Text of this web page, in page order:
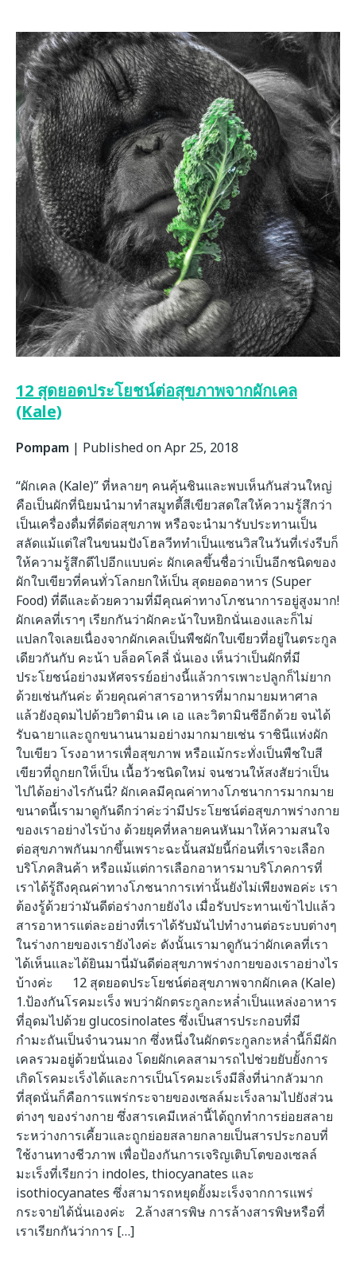
12 สุดยอดประโยชน์ต่อสุขภาพจากผักเคล
(Kale)
Pompam | Published on Apr 25, 2018
“ผักเคล (Kale)” ที่หลายๆ คนคุ้นชินและพบเห็นกันส่วนใหญ่
คือเป็นผักที่นิยมนำมาทำสมูทตี้สีเขียวสดใสให้ความรู้สึกว่า
เป็นเครื่องดื่มที่ดีต่อสุขภาพ หรือจะนำมารับประทานเป็น
สลัดแม้แต่ใส่ในขนมปังโฮลวีททำเป็นแซนวิสในวันที่เร่งรีบก็
ให้ความรู้สึกดีไปอีกแบบค่ะ ผักเคลขึ้นชื่อว่าเป็นอีกชนิดของ
ผักใบเขียวที่คนทั่วโลกยกให้เป็น สุดยอดอาหาร (Super
Food) ที่ดีและด้วยความที่มีคุณค่าทางโภชนาการอยู่สูงมาก!
ผักเคลที่เราๆ เรียกกันว่าผักคะน้าใบหยิกนั่นเองและก็ไม่
แปลกใจเลยเนื่องจากผักเคลเป็นพืชผักใบเขียวที่อยู่ในตระกูล
เดียวกันกับ คะน้า บล็อคโคลี่ นั่นเอง เห็นว่าเป็นผักที่มี
ประโยชน์อย่างมหัศจรรย์อย่างนี้แล้วการเพาะปลูกก็ไม่ยาก
ด้วยเช่นกันค่ะ ด้วยคุณค่าสารอาหารที่มากมายมหาศาล
แล้วยังอุดมไปด้วยวิตามิน เค เอ และวิตามินซีอีกด้วย จนได้
รับฉายาและถูกขนานนามอย่างมากมายเช่น ราชินีแห่งผัก
ใบเขียว โรงอาหารเพื่อสุขภาพ หรือแม้กระทั่งเป็นพืชใบสี
เขียวที่ถูกยกให็เป็น เนื้อวัวชนิดใหม่ จนชวนให้สงสัยว่าเป็น
ไปได้อย่างไรกันนี่? ผักเคลมีคุณค่าทางโภชนาการมากมาย
ขนาดนี้เรามาดูกันดีกว่าค่ะว่ามีประโยชน์ต่อสุขภาพร่างกาย
ของเราอย่างไรบ้าง ด้วยยุคที่หลายคนหันมาให้ความสนใจ
ต่อสุขภาพกันมากขึ้นเพราะฉะนั้นสมัยนี้ก่อนที่เราจะเลือก
บริโภคสินค้า หรือแม้แต่การเลือกอาหารมาบริโภคการที่
เราได้รู้ถึงคุณค่าทางโภชนาการเท่านั้นยังไม่เพียงพอค่ะ เรา
ต้องรู้ด้วยว่ามันดีต่อร่างกายยังไง เมื่อรับประทานเข้าไปแล้ว
สารอาหารแต่ละอย่างที่เราได้รับมันไปทำงานต่อระบบต่างๆ
ในร่างกายของเรายังไงค่ะ ดังนั้นเรามาดูกันว่าผักเคลที่เรา
ได้เห็นและได้ยินมานี่มันดีต่อสุขภาพร่างกายของเราอย่างไร
บ้างค่ะ 12 สุดยอดประโยชน์ต่อสุขภาพจากผักเคล (Kale)
1.ป้องกันโรคมะเร็ง พบว่าผักตระกูลกะหล่ำเป็นแหล่งอาหาร
ที่อุดมไปด้วย glucosinolates ซึ่งเป็นสารประกอบที่มี
กำมะถันเป็นจำนวนมาก ซึ่งหนึ่งในผักตระกูลกะหล่ำนี้ก็มีผัก
เคลรวมอยู่ด้วยนั่นเอง โดยผักเคลสามารถไปช่วยยับยั้งการ
เกิดโรคมะเร็งได้และการเป็นโรคมะเร็งมีสิ่งที่น่ากลัวมาก
ที่สุดนั่นก็คือการแพร่กระจายของเซลล์มะเร็งลามไปยังส่วน
ต่างๆ ของร่างกาย ซึ่งสารเคมีเหล่านี้ได้ถูกทำการย่อยสลาย
ระหว่างการเคี้ยวและถูกย่อยสลายกลายเป็นสารประกอบที่
ใช้งานทางชีวภาพ เพื่อป้องกันการเจริญเติบโตของเซลล์
มะเร็งที่เรียกว่า indoles, thiocyanates และ
isothiocyanates ซึ่งสามารถหยุดยั้งมะเร็งจากการแพร่
กระจายได้นั่นเองค่ะ 2.ล้างสารพิษ การล้างสารพิษหรือที่
เราเรียกกันว่าการ […]